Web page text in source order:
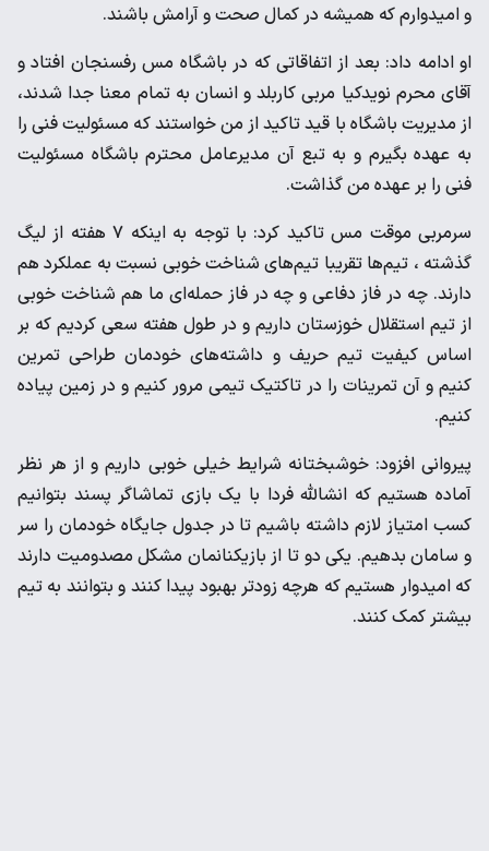
و امیدوارم که همیشه در کمال صحت و آرامش باشند.
او ادامه داد: بعد از اتفاقاتی که در باشگاه مس رفسنجان افتاد و
آقای محرم نویدکیا مربی کاربلد و انسان به تمام معنا جدا شدند،
از مدیریت باشگاه با قید تاکید از من خواستند که مسئولیت فنی را
به عهده بگیرم و به تبع آن مدیرعامل محترم باشگاه مسئولیت
فنی را بر عهده من گذاشت.
سرمربی موقت مس تاکید کرد: با توجه به اینکه ۷ هفته از لیگ
گذشته ، تیم‌ها تقریبا تیم‌های شناخت خوبی نسبت به عملکرد هم
دارند. چه در فاز دفاعی و چه در فاز حمله‌ای ما هم شناخت خوبی
از تیم استقلال خوزستان داریم و در طول هفته سعی کردیم که بر
اساس کیفیت تیم حریف و داشته‌های خودمان طراحی تمرین
کنیم و آن تمرینات را در تاکتیک تیمی مرور کنیم و در زمین پیاده
کنیم.
پیروانی افزود: خوشبختانه شرایط خیلی خوبی داریم و از هر نظر
آماده هستیم که انشالله فردا با یک بازی تماشاگر پسند بتوانیم
کسب امتیاز لازم داشته باشیم تا در جدول جایگاه خودمان را سر
و سامان بدهیم. یکی دو تا از بازیکنانمان مشکل مصدومیت دارند
که امیدوار هستیم که هرچه زودتر بهبود پیدا کنند و بتوانند به تیم
بیشتر کمک کنند.